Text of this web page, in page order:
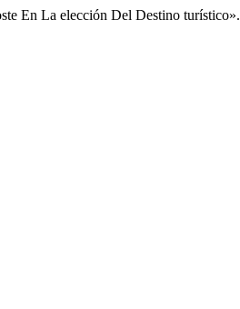
En La elección Del Destino turístico».